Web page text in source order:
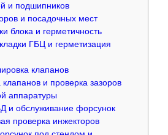
и подшипников
и посадочных мест
блока и герметичность
ГБЦ и герметизация
клапанов
клапанов и проверка зазоров
аппаратуры
и обслуживание форсунок
проверка инжекторов